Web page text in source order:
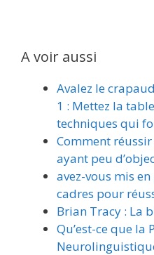
A voir aussi
Avalez le
1 : Mettez la
techniques qui
Comment
ayant peu
avez-vous mis
cadres pour
Brian Tracy : La
Qu’est-ce que